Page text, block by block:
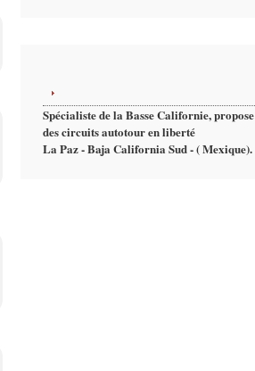
Spécialiste de la Basse Californie, propose
des circuits autotour en liberté
La Paz - Baja California Sud - ( Mexique).